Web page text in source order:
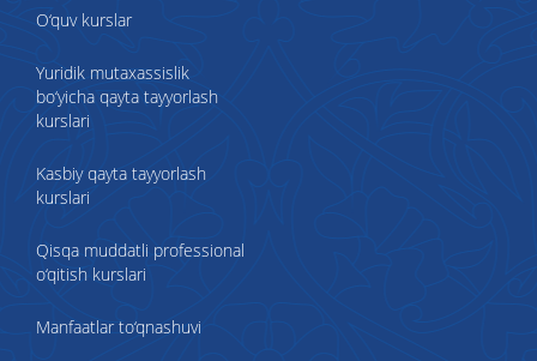
O‘quv kurslar
Yuridik mutaxassislik
bo‘yicha qayta tayyorlash
kurslari
Kasbiy qayta tayyorlash
kurslari
Qisqa muddatli professional
o‘qitish kurslari
Manfaatlar to‘qnashuvi